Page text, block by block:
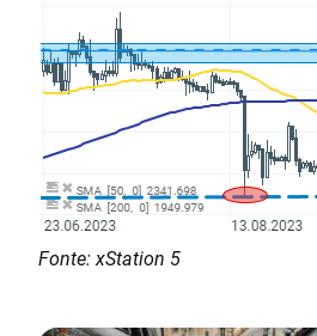
Fonte: xStation 5